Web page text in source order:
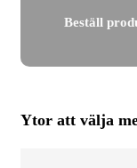
Beställ
Ytor att välja